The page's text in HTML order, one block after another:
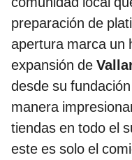
preparación de
apertura marca un
expansión de
desde su
manera
tiendas en todo el
este es solo el